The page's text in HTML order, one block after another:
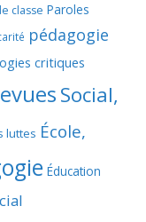
classe Paroles
pédagogie
critiques
Social,
luttes École,
Éducation